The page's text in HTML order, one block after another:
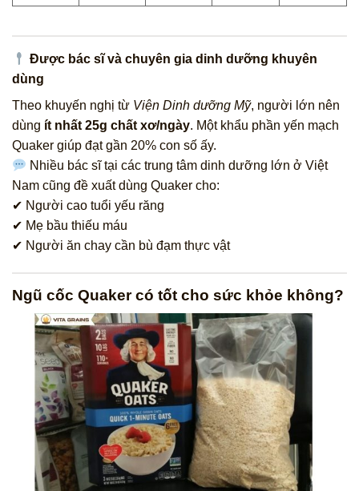
Được bác sĩ và chuyên gia dinh dưỡng khuyên
dùng
Theo khuyến nghị từ Viện Dinh dưỡng Mỹ, người lớn nên
dùng ít nhất 25g chất xơ/ngày. Một khẩu phần yến mạch
Quaker giúp đạt gần 20% con số ấy.
Nhiều bác sĩ tại các trung tâm dinh dưỡng lớn ở Việt
Nam cũng đề xuất dùng Quaker cho:
✔ Người cao tuổi yếu răng
✔ Mẹ bầu thiếu máu
✔ Người ăn chay cần bù đạm thực vật
Ngũ cốc Quaker có tốt cho sức khỏe không?